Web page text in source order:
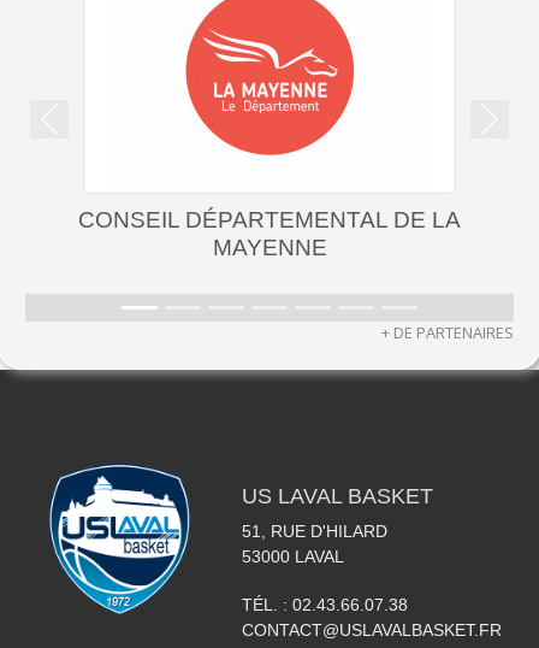
DE LA
M
+ DE PARTENAIRES
US LAVAL BASKET
51, RUE D'HILARD
53000 LAVAL
TÉL. : 02.43.66.07.38
CONTACT@USLAVALBASKET.FR